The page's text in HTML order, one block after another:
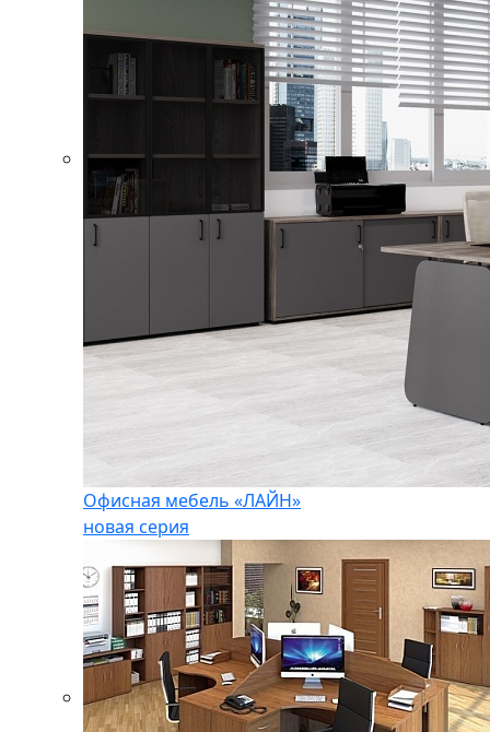
Офисная мебель «ЛАЙН»
новая серия